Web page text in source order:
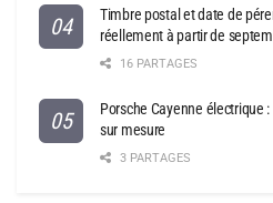
Timbre postal et date de
réellement à partir de
16 PARTAGES
Porsche Cayenne électrique
sur mesure
3 PARTAGES